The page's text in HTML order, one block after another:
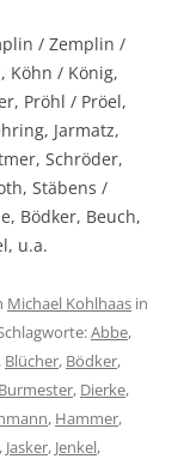
/ Zemplin /
Köhn / König,
Pröhl / Pröel,
Jarmatz,
Schröder,
Stäbens /
Bödker, Beuch,
u.a.
Michael Kohlhaas in
Abbe,
, Blücher, Bödker,
Burmester, Dierke,
, Hammer,
, Jasker, Jenkel,